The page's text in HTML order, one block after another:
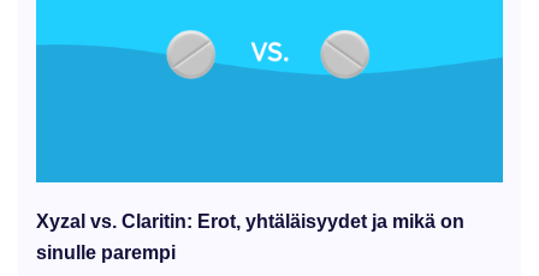
Xyzal vs. Claritin: Erot, yhtäläisyydet ja mikä on
sinulle parempi